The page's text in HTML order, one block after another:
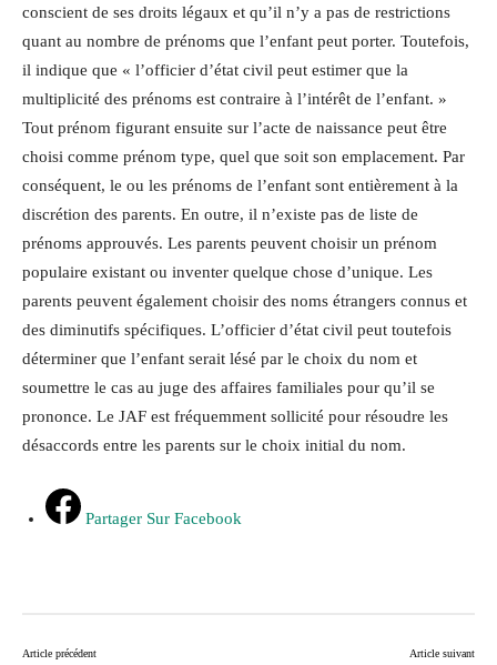
conscient de ses droits légaux et qu’il n’y a pas de restrictions
quant au nombre de prénoms que l’enfant peut porter. Toutefois,
il indique que « l’officier d’état civil peut estimer que la
multiplicité des prénoms est contraire à l’intérêt de l’enfant. »
Tout prénom figurant ensuite sur l’acte de naissance peut être
choisi comme prénom type, quel que soit son emplacement. Par
conséquent, le ou les prénoms de l’enfant sont entièrement à la
discrétion des parents. En outre, il n’existe pas de liste de
prénoms approuvés. Les parents peuvent choisir un prénom
populaire existant ou inventer quelque chose d’unique. Les
parents peuvent également choisir des noms étrangers connus et
des diminutifs spécifiques. L’officier d’état civil peut toutefois
déterminer que l’enfant serait lésé par le choix du nom et
soumettre le cas au juge des affaires familiales pour qu’il se
prononce. Le JAF est fréquemment sollicité pour résoudre les
désaccords entre les parents sur le choix initial du nom.
Partager Sur Facebook
Article précédent Article suivant